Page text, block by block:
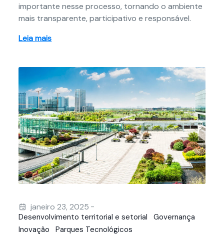
importante nesse processo, tornando o ambiente
mais transparente, participativo e responsável.
Leia mais
janeiro 23, 2025 -
Desenvolvimento territorial e setorial
Governança
Inovação
Parques Tecnológicos